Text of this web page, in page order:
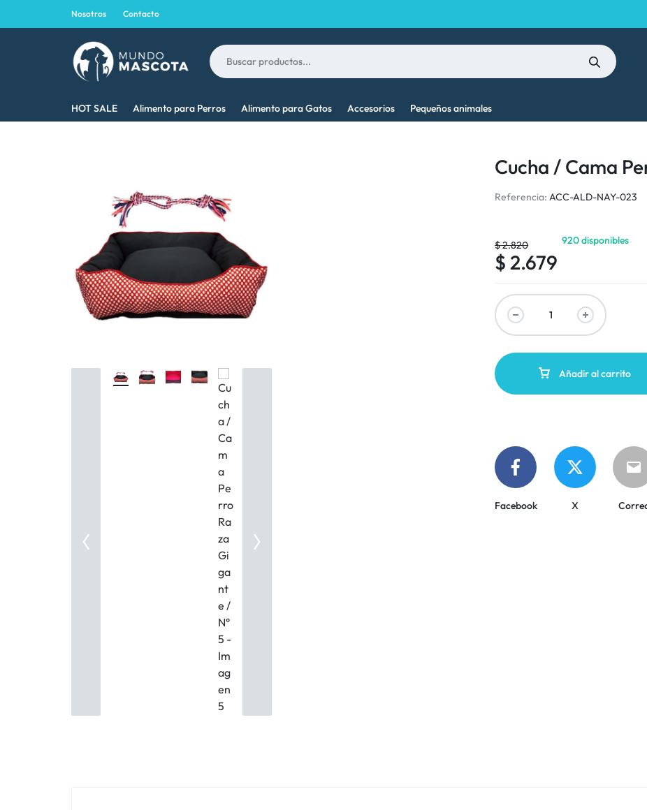
Nosotros Contacto
MASCOTA
MEJOR
MASCOTA
HOT SALE Alimento para Perros Alimento para Gatos Accesorios Pequeños animales
Cucha / Cama
Referencia: ACC-ALD-NAY-023
$2.820
$ 2.679
920 disponibles
Añadir al carrito
Facebook X